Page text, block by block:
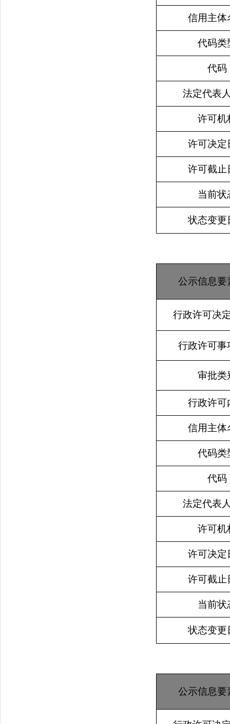
信用主体
代码类
代码
法定代表
许可机
许可决定
许可截止
当前状
状态变更
公示信息要
行政许可决
行政许可事
审批类
行政许可
信用主体
代码类
代码
法定代表
许可机
许可决定
许可截止
当前状
状态变更
公示信息要